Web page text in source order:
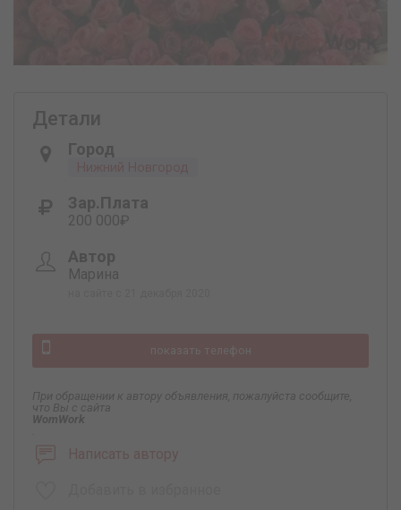
Детали
Город
Нижний Новгород
Зар.плата
200 000₽
Автор
Марина
показать телефон
При обращении к автору объявления, пожалуйста сообщите,
что Вы с сайта
WomWork
Написать автору